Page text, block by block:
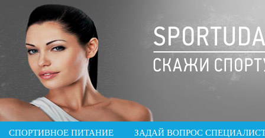
СПОРТИВНОЕ ПИТАНИЕ ЗАДАЙ ВОПРОС